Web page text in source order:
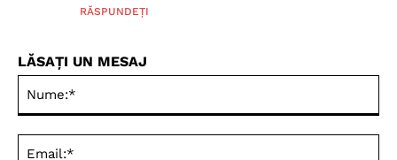
RĂSPUNDEȚI
LĂSAȚI UN MESAJ